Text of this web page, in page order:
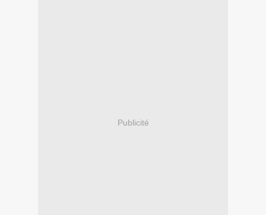
Publicité